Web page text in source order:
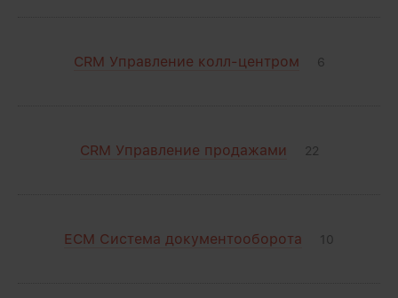
CRM Управление колл-центром 6
CRM Управление продажами 22
ECM Система документооборота 10